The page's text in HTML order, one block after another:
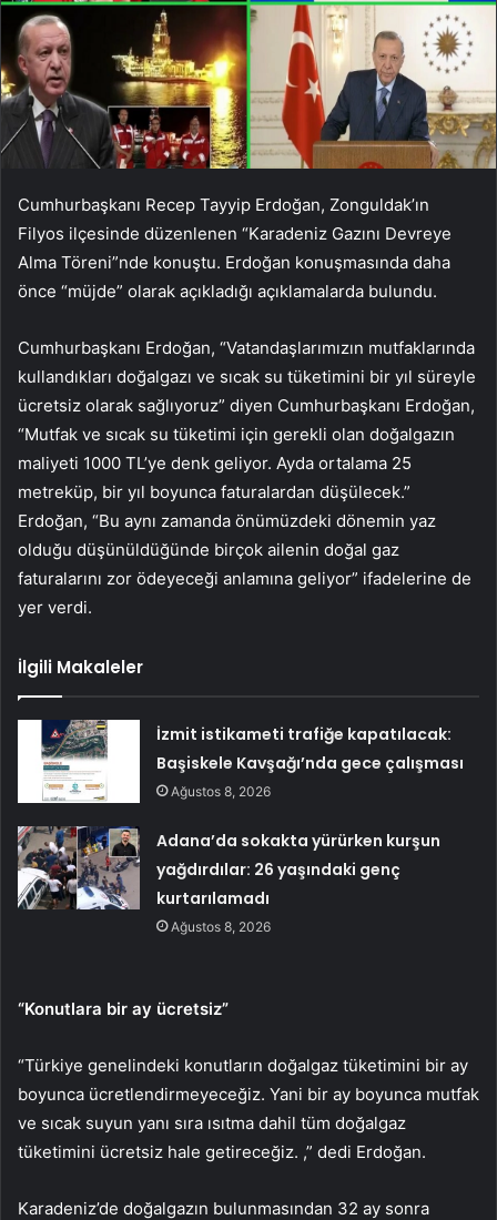
Cumhurbaşkanı Recep Tayyip Erdoğan, Zonguldak’ın
Filyos ilçesinde düzenlenen “Karadeniz Gazını Devreye
Alma Töreni”nde konuştu. Erdoğan konuşmasında daha
önce “müjde” olarak açıkladığı açıklamalarda bulundu.
Cumhurbaşkanı Erdoğan, “Vatandaşlarımızın mutfaklarında
kullandıkları doğalgazı ve sıcak su tüketimini bir yıl süreyle
ücretsiz olarak sağlıyoruz” diyen Cumhurbaşkanı Erdoğan,
“Mutfak ve sıcak su tüketimi için gerekli olan doğalgazın
maliyeti 1000 TL’ye denk geliyor. Ayda ortalama 25
metreküp, bir yıl boyunca faturalardan düşülecek.”
Erdoğan, “Bu aynı zamanda önümüzdeki dönemin yaz
olduğu düşünüldüğünde birçok ailenin doğal gaz
faturalarını zor ödeyeceği anlamına geliyor” ifadelerine de
yer verdi.
İlgili Makaleler
İzmit istikameti trafiğe kapatılacak:
Başiskele Kavşağı’nda gece çalışması
Ağustos 8, 2026
Adana’da sokakta yürürken kurşun
yağdırdılar: 26 yaşındaki genç
kurtarılamadı
Ağustos 8, 2026
“Konutlara bir ay ücretsiz”
“Türkiye genelindeki konutların doğalgaz tüketimini bir ay
boyunca ücretlendirmeyeceğiz. Yani bir ay boyunca mutfak
ve sıcak suyun yanı sıra ısıtma dahil tüm doğalgaz
tüketimini ücretsiz hale getireceğiz. ,” dedi Erdoğan.
Karadeniz’de doğalgazın bulunmasından 32 ay sonra